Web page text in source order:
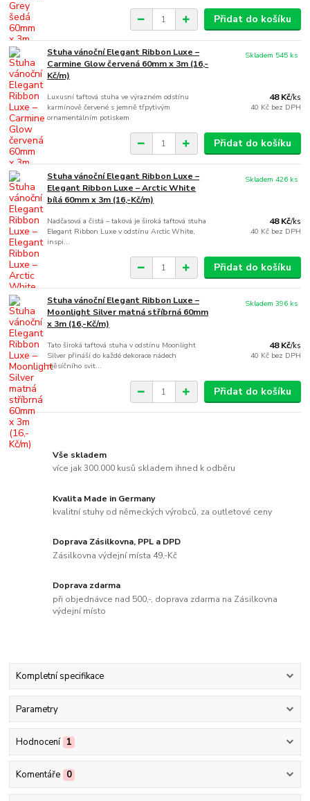
Přidat do košíku
Stuha vánoční Elegant Ribbon Luxe –
Carmine Glow červená 60mm x 3m (16,-
Kč/m)
Luxusní taftová stuha ve výrazném odstínu
karmínově červené s jemně třpytivým
ornamentálním potiskem
48 Kč/ks
40 Kč bez DPH
Skladem 545 ks
Přidat do košíku
Stuha vánoční Elegant Ribbon Luxe –
Elegant Ribbon Luxe – Arctic White
bílá 60mm x 3m (16,-Kč/m)
Nadčasová a čistá – taková je široká taftová stuha
Elegant Ribbon Luxe v odstínu Arctic White,
inspi...
48 Kč/ks
40 Kč bez DPH
Skladem 426 ks
Přidat do košíku
Stuha vánoční Elegant Ribbon Luxe –
Moonlight Silver matná stříbrná 60mm
x 3m (16,-Kč/m)
Tato široká taftová stuha v odstínu Moonlight
Silver přináší do každé dekorace nádech
měsíčního svit...
48 Kč/ks
40 Kč bez DPH
Skladem 396 ks
Přidat do košíku
Vše skladem
více jak 300.000 kusů skladem ihned k odběru
Kvalita Made in Germany
kvalitní stuhy od německých výrobců, za outletové ceny
Doprava Zásilkovna, PPL a DPD
Zásilkovna výdejní místa 49,-Kč
Doprava zdarma
při objednávce nad 500,-, doprava zdarma na Zásilkovna
výdejní místo
Kompletní specifikace
Parametry
Hodnocení 1
Komentáře 0